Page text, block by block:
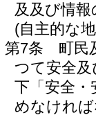
及及び情
(自主的な
第7条
町民
つて安全
下「安全
めなけれ